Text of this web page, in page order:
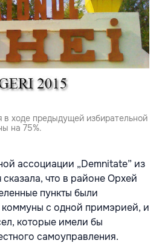
ходе предыдущей избирательной
на 75%.
ассоциации „Demnitate” из
что в районе Орхей
пункты были
с одной примэрией, и
которые имели бы
самоуправления.